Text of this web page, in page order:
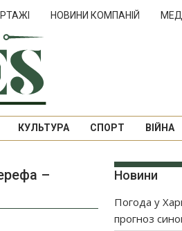
НОВИНИ КОМПАНІЙ
КУЛЬТУРА СПОРТ ВІЙНА
–
Новини
Погода у
прогноз